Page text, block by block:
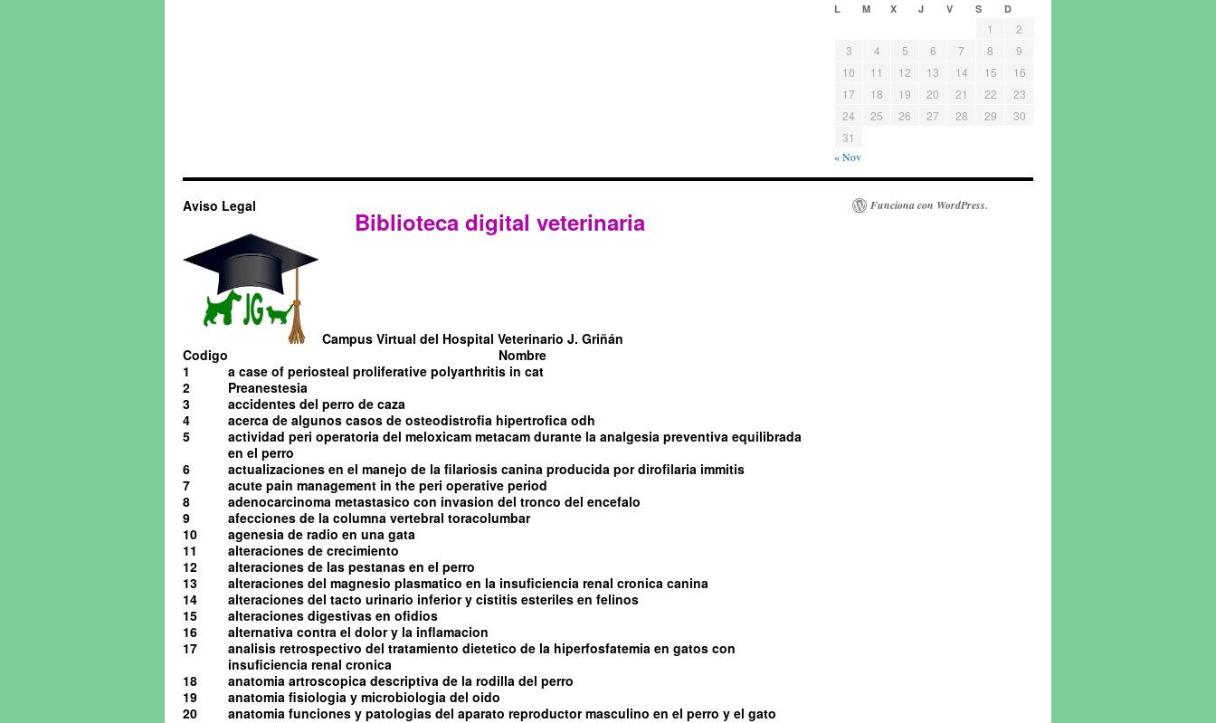
L M X J V S D
1
2
3
4 5 6 7 8
9
10
11 12 13 14 15
16
17
18 19 20 21 22
23
24
25 26 27 28 29
30
31
« Nov
Aviso Legal
Biblioteca digital veterinaria
Campus Virtual del Hospital Veterinario J. Griñán
Codigo
Nombre
1
a case of periosteal proliferative polyarthritis in cat
2
Preanestesia
3
accidentes del perro de caza
4
acerca de algunos casos de osteodistrofia hipertrofica odh
5
actividad peri operatoria del meloxicam metacam durante la analgesia preventiva equilibrada
en el perro
6
actualizaciones en el manejo de la filariosis canina producida por dirofilaria immitis
7
acute pain management in the peri operative period
8
adenocarcinoma metastasico con invasion del tronco del encefalo
9
afecciones de la columna vertebral toracolumbar
10
agenesia de radio en una gata
11
alteraciones de crecimiento
12
alteraciones de las pestanas en el perro
13
alteraciones del magnesio plasmatico en la insuficiencia renal cronica canina
14
alteraciones del tacto urinario inferior y cistitis esteriles en felinos
15
alteraciones digestivas en ofidios
16
alternativa contra el dolor y la inflamacion
17
analisis retrospectivo del tratamiento dietetico de la hiperfosfatemia en gatos con
insuficiencia renal cronica
18
anatomia artroscopica descriptiva de la rodilla del perro
19
anatomia fisiologia y microbiologia del oido
20
anatomia funciones y patologias del aparato reproductor masculino en el perro y el gato
Funciona con WordPress.